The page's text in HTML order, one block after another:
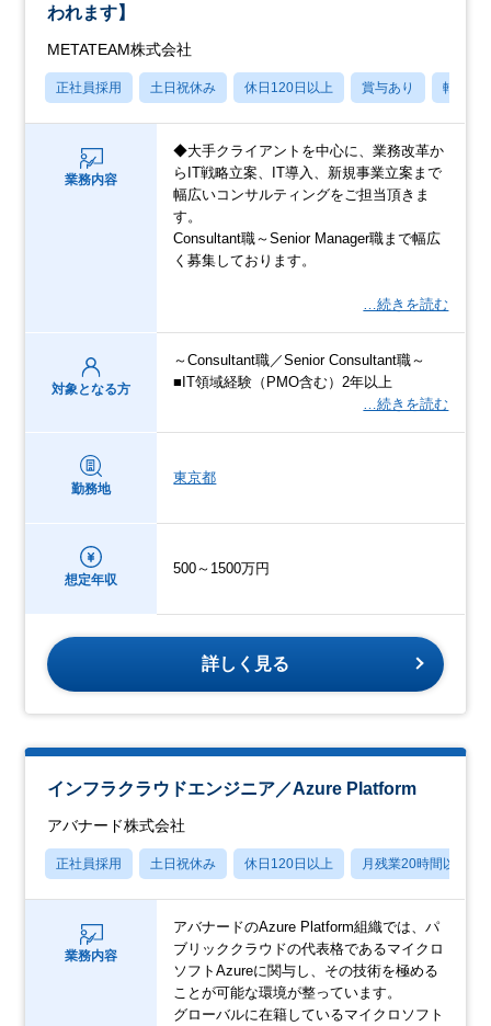
われます】
METATEAM株式会社
正社員採用 土日祝休み 休日120日以上 賞与あり 転勤な
業務内容
◆大手クライアントを中心に、業務改革か
らIT戦略立案、IT導入、新規事業立案まで
幅広いコンサルティングをご担当頂きま
す。
Consultant職～Senior Manager職まで幅広
く募集しております。
…続きを読む
対象となる方
～Consultant職／Senior Consultant職～
■IT領域経験（PMO含む）2年以上
…続きを読む
勤務地
東京都
想定年収
500～1500万円
詳しく見る
インフラクラウドエンジニア／Azure Platform
アバナード株式会社
正社員採用 土日祝休み 休日120日以上 月残業20時間以内
業務内容
アバナードのAzure Platform組織では、パ
ブリッククラウドの代表格であるマイクロ
ソフトAzureに関与し、その技術を極める
ことが可能な環境が整っています。
グローバルに在籍しているマイクロソフト